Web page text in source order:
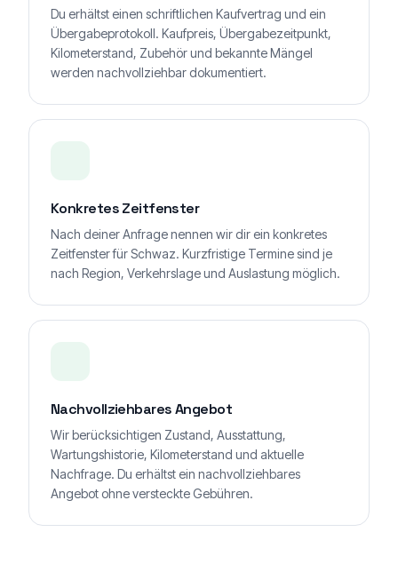
Du erhältst einen schriftlichen Kaufvertrag und ein
Übergabeprotokoll. Kaufpreis, Übergabezeitpunkt,
Kilometerstand, Zubehör und bekannte Mängel
werden nachvollziehbar dokumentiert.
Konkretes Zeitfenster
Nach deiner Anfrage nennen wir dir ein konkretes
Zeitfenster für Schwaz. Kurzfristige Termine sind je
nach Region, Verkehrslage und Auslastung möglich.
Nachvollziehbares Angebot
Wir berücksichtigen Zustand, Ausstattung,
Wartungshistorie, Kilometerstand und aktuelle
Nachfrage. Du erhältst ein nachvollziehbares
Angebot ohne versteckte Gebühren.